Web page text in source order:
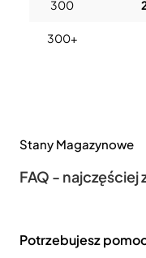
300
300+
Stany Magazynowe
FAQ - najczęściej
Potrzebujesz